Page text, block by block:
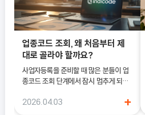
업종코드 조회, 왜 처음부터 제
대로 골라야 할까요?
사업자등록을 준비할 때 많은 분들이 업
종코드 조회 단계에서 잠시 멈추게 되는
서 비슷해 보이는 항목으로 골라도 괜찮
2026.04.03 +